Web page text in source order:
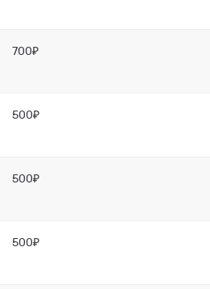
700₽
500₽
500₽
500₽